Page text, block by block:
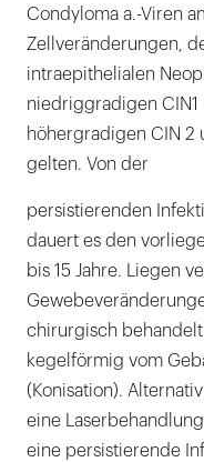
Condyloma a.-Viren
Zellveränderungen,
intraepithelialen
niedriggradigen
höhergradigen CIN 2
gelten. Von der
persistierenden
dauert es den
bis 15 Jahre. Liegen
chirurgisch
kegelförmig vom
(Konisation).
eine
eine persistierende